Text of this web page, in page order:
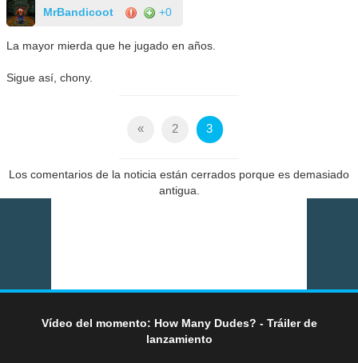
MrBandicoot +0
La mayor mierda que he jugado en años.
Sigue así, chony.
« 2 3
Los comentarios de la noticia están cerrados porque es demasiado
antigua.
Vídeo del momento: How Many Dudes? - Tráiler de
lanzamiento